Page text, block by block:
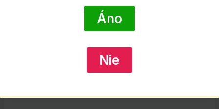
DETAIL PRODUKTU
Áno
Nie